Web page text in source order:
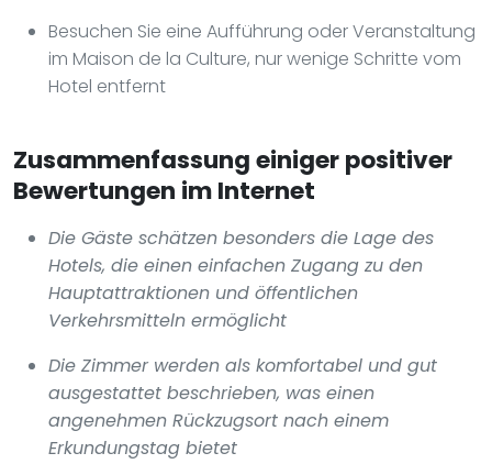
Besuchen Sie eine Aufführung oder Veranstaltung
im Maison de la Culture, nur wenige Schritte vom
Hotel entfernt
Zusammenfassung einiger positiver
Bewertungen im Internet
Die Gäste schätzen besonders die Lage des
Hotels, die einen einfachen Zugang zu den
Hauptattraktionen und öffentlichen
Verkehrsmitteln ermöglicht
Die Zimmer werden als komfortabel und gut
ausgestattet beschrieben, was einen
angenehmen Rückzugsort nach einem
Erkundungstag bietet